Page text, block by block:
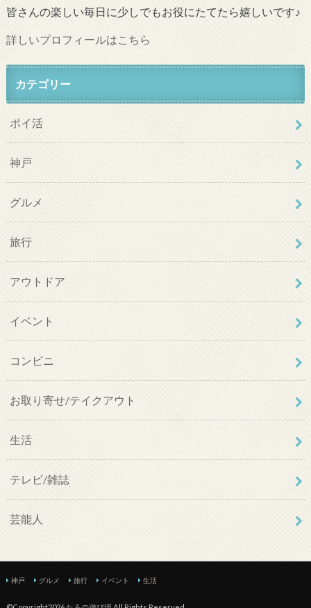
皆さんの楽しい毎日に少しでもお役にたてたら嬉しいです♪
詳しいプロフィールはこちら
カテゴリー
ポイ活
神戸
グルメ
旅行
アウトドア
イベント
コンビニ
お取り寄せ/テイクアウト
生活
テレビ/雑誌
芸能人
神戸 グルメ 旅行 イベント 生活